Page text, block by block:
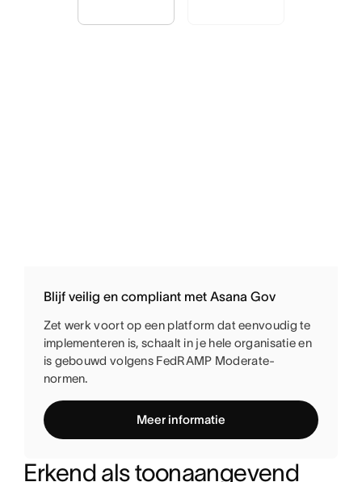
Blijf veilig en compliant met Asana Gov
Zet werk voort op een platform dat eenvoudig te
implementeren is, schaalt in je hele organisatie en
is gebouwd volgens FedRAMP Moderate-
normen.
Meer informatie
Erkend als toonaangevend